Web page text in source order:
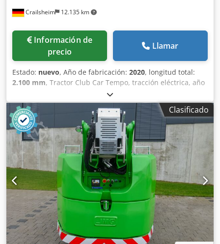
Crailsheim 12.135 km
Información de
precio
Llamar
Estado: nuevo, Año de fabricación: 2020, longitud total:
2.100 mm, Tractor Club Car Tempo, tracción eléctrica, año
Clasificado